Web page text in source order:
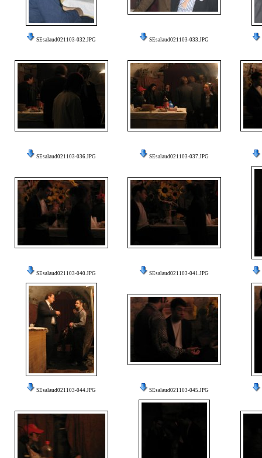
SEsalaud021103-032.JPG SEsalaud021103-033.JPG
SEsalaud021103-036.JPG SEsalaud021103-037.JPG
SEsalaud021103-040.JPG SEsalaud021103-041.JPG
SEsalaud021103-044.JPG SEsalaud021103-045.JPG